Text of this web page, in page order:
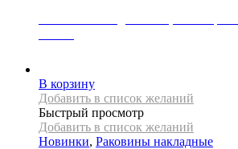
В корзину
Добавить в список желаний
Быстрый просмотр
Добавить в список желаний
Новинки, Раковины накладные